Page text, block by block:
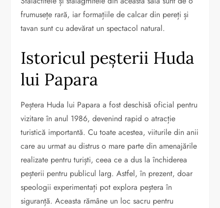
frumusețe rară, iar formațiile de calcar din pereți și
tavan sunt cu adevărat un spectacol natural.
Istoricul peșterii Huda
lui Papara
Peștera Huda lui Papara a fost deschisă oficial pentru
vizitare în anul 1986, devenind rapid o atracție
turistică importantă. Cu toate acestea, viiturile din anii
care au urmat au distrus o mare parte din amenajările
realizate pentru turiști, ceea ce a dus la închiderea
peșterii pentru publicul larg. Astfel, în prezent, doar
speologii experimentați pot explora peștera în
siguranță. Aceasta rămâne un loc sacru pentru